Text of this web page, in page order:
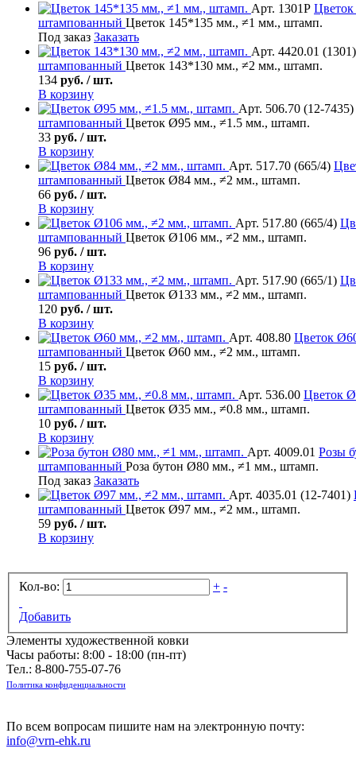
Арт. 1301Р Цветок
штампованный Цветок 145*135 мм., ≠1 мм., штамп.
Под заказ Заказать
Арт. 4420.01 (1301)
штампованный Цветок 143*130 мм., ≠2 мм., штамп.
134 руб. / шт.
В корзину
Арт. 506.70 (12-7435)
штампованный Цветок Ø95 мм., ≠1.5 мм., штамп.
33 руб. / шт.
В корзину
Арт. 517.70 (665/4)
штампованный Цветок Ø84 мм., ≠2 мм., штамп.
66 руб. / шт.
В корзину
Арт. 517.80 (665/4)
штампованный Цветок Ø106 мм., ≠2 мм., штамп.
96 руб. / шт.
В корзину
Арт. 517.90 (665/1)
штампованный Цветок Ø133 мм., ≠2 мм., штамп.
120 руб. / шт.
В корзину
Арт. 408.80 Цветок
штампованный Цветок Ø60 мм., ≠2 мм., штамп.
15 руб. / шт.
В корзину
Арт. 536.00 Цветок
штампованный Цветок Ø35 мм., ≠0.8 мм., штамп.
10 руб. / шт.
В корзину
Арт. 4009.01 Розы
штампованный Роза бутон Ø80 мм., ≠1 мм., штамп.
Под заказ Заказать
Арт. 4035.01 (12-7401)
штампованный Цветок Ø97 мм., ≠2 мм., штамп.
59 руб. / шт.
В корзину
Кол-во: + -
Добавить
Элементы художественной ковки
Часы работы: 8:00 - 18:00 (пн-пт)
Тел.: 8-800-755-07-76
Политика конфиденциальности
По всем вопросам пишите нам на электронную почту:
info@vrn-ehk.ru